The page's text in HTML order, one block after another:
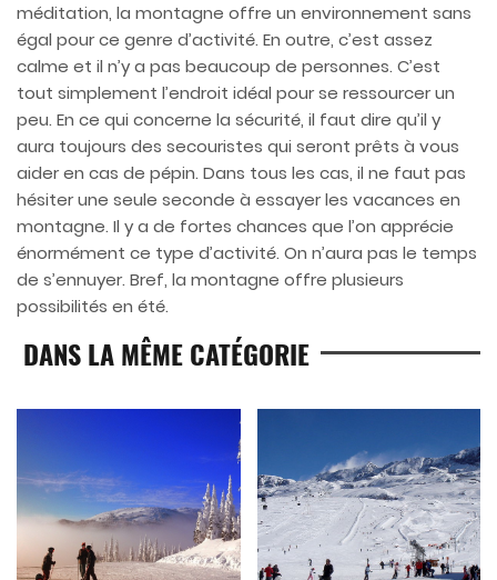
méditation, la montagne offre un environnement sans
égal pour ce genre d’activité. En outre, c’est assez
calme et il n’y a pas beaucoup de personnes. C’est
tout simplement l’endroit idéal pour se ressourcer un
peu. En ce qui concerne la sécurité, il faut dire qu’il y
aura toujours des secouristes qui seront prêts à vous
aider en cas de pépin. Dans tous les cas, il ne faut pas
hésiter une seule seconde à essayer les vacances en
montagne. Il y a de fortes chances que l’on apprécie
énormément ce type d’activité. On n’aura pas le temps
de s’ennuyer. Bref, la montagne offre plusieurs
possibilités en été.
DANS LA MÊME CATÉGORIE